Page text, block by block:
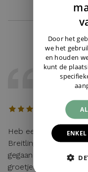
22 / 05 /
Heb eerst gebeld
Breitling en alles
gegaan voor de
groetjes Kristof
Door het
we het
en houden
kunt de